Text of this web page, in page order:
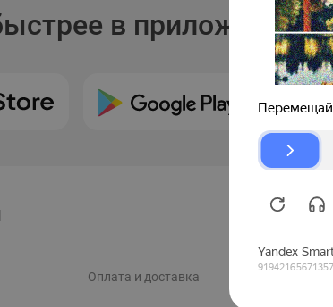
в приложении
Оплата и доставка